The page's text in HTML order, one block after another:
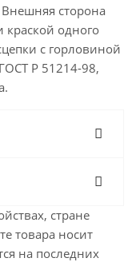
сторона
одного
с горловиной
Р 51214-98,
стране
товара носит
на последних